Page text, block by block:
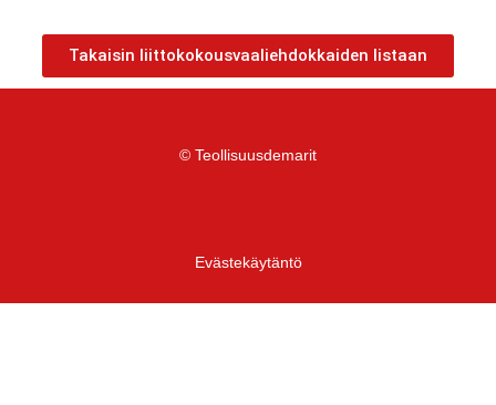
Takaisin liittokokousvaaliehdokkaiden listaan
© Teollisuusdemarit
Evästekäytäntö